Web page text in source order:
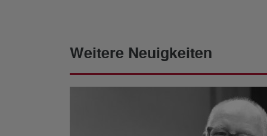
Weitere Neuigkeiten